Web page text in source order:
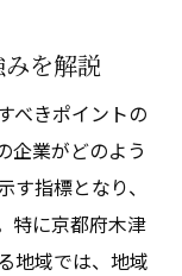
を解説
べきポイントの
企業がどのよう
指標となり、
特に京都府木津
地域では、地域